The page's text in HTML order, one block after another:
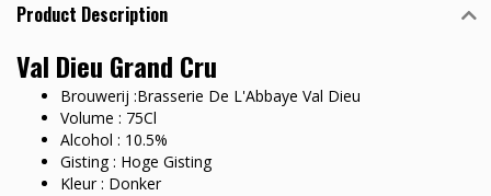
Product Description
Val Dieu Grand Cru
Brouwerij :Brasserie De L'Abbaye Val Dieu
Volume : 75Cl
Alcohol : 10.5%
Gisting : Hoge Gisting
Kleur : Donker